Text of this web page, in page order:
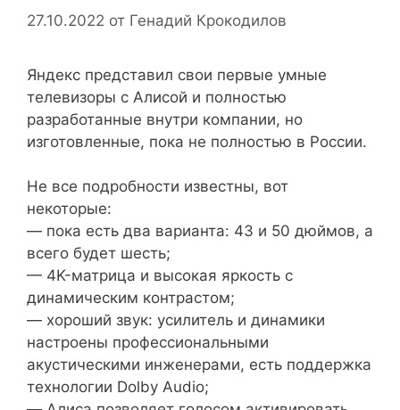
27.10.2022 от Генадий Крокодилов
Яндекс представил свои первые умные
телевизоры с Алисой и полностью
разработанные внутри компании, но
изготовленные, пока не полностью в России.
Не все подробности известны, вот
некоторые:
— пока есть два варианта: 43 и 50 дюймов, а
всего будет шесть;
— 4K-матрица и высокая яркость с
динамическим контрастом;
— хороший звук: усилитель и динамики
настроены профессиональными
акустическими инженерами, есть поддержка
технологии Dolby Audio;